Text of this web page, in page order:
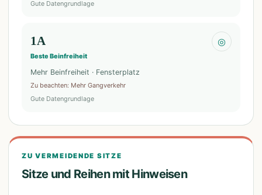
Gute Datengrundlage
1A
Beste Beinfreiheit
◎
Mehr Beinfreiheit · Fensterplatz
Zu beachten: Mehr Gangverkehr
Gute Datengrundlage
ZU VERMEIDENDE SITZE
Sitze und Reihen mit Hinweisen